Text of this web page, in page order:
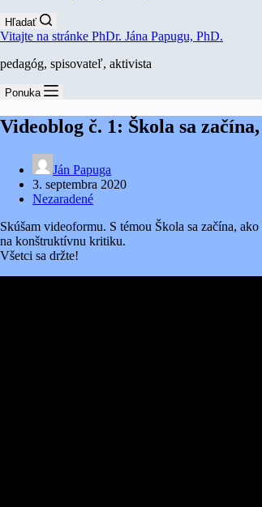
Hľadať
Vitajte na stránke PhDr. Jána Papugu, PhD.
pedagóg, spisovateľ, aktivista
Ponuka
Videoblog č. 1: Škola sa
Ján Papuga
3. septembra 2020
Nezaradené
Skúšam videoformu. S témou Škola sa začína,
na konštruktívnu kritiku.
Všetci sa držte!